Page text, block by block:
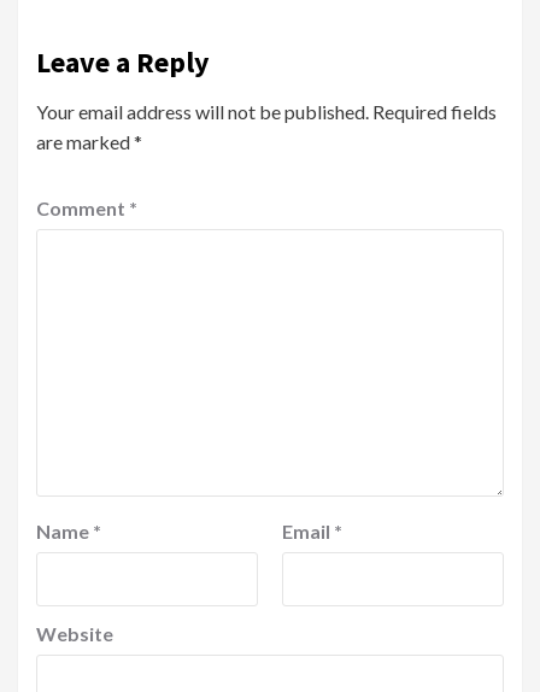
Leave a Reply
Your email address will not be published. Required fields
are marked*
Comment *
Name * Email *
Website